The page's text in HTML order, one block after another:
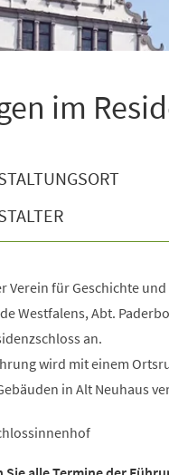
im
Verein für Geschichte und
Westfalens, Abt.
an.
wird mit einem
in Alt Neuhaus